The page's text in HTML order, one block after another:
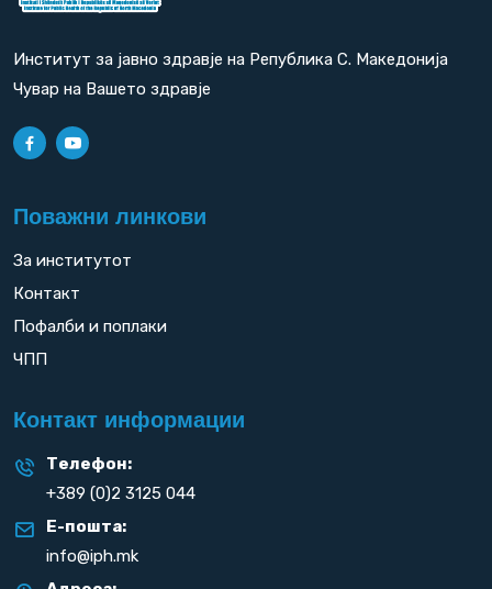
Институт за јавно здравје на Република С. Македонија
Чувар на Вашето здравје
Поважни линкови
За институтот
Контакт
Пофалби и поплаки
ЧПП
Контакт информации
Телефон:
+389 (0)2 3125 044
Е-пошта:
info@iph.mk